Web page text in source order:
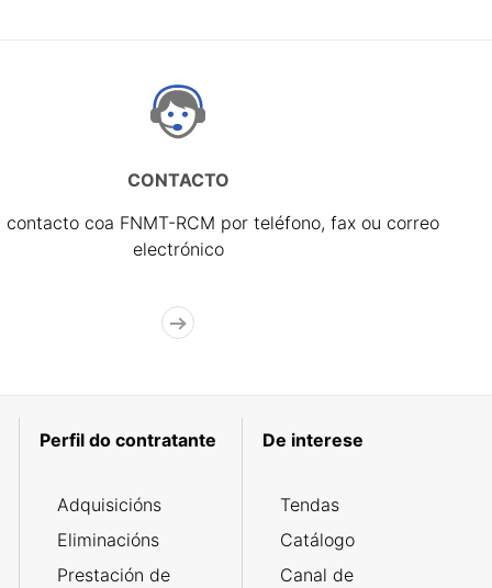
CONTACTO
contacto coa FNMT-RCM por teléfono, fax ou correo
electrónico
Perfil do contratante
Adquisicións
Eliminacións
Prestación de
De interese
Tendas
Catálogo
Canal de